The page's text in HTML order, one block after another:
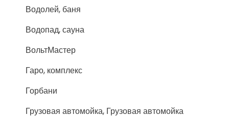
Водолей, баня
Водопад, сауна
ВольтМастер
Гаро, комплекс
Горбани
Грузовая автомойка, Грузовая автомойка